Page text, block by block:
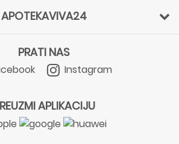
APOTEKAVIVA24
PRATI NAS
Instagram
APLIKACIJU